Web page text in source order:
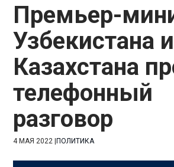
Премьер-
Узбекистана и
Казахстана
телефонный
разговор
4 МАЯ 2022 |ПОЛИТИКА